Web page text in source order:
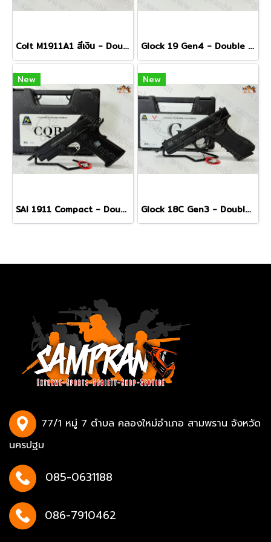
Colt M1911A1 สีเงิน - Double Bell 723Y Glock 19 Gen4 - Double Bell 772
New
SAI 1911 Compact - Double Bell 706
New
Glock 18C Gen3 - Double Bell 774C
77/1 หมู่ 7 ตำบล คลองใหม่อำเภอ สามพราน จังหวัด
นครปฐม
085-0631188
086-7910462